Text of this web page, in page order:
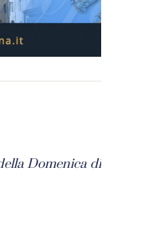
Domenica di